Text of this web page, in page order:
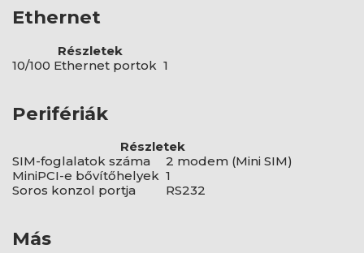
Ethernet
Részletek
10/100 Ethernet portok 1
Perifériák
Részletek
SIM-foglalatok száma
2 modem (Mini SIM)
MiniPCI-e bővítőhelyek 1
Soros konzol portja
RS232
Más